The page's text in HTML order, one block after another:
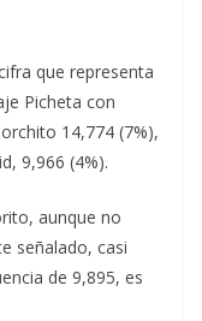
que representa
Picheta con
14,774 (7%),
9,966 (4%).
aunque no
señalado, casi
de 9,895, es